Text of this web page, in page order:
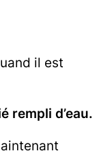
il est
rempli d’eau.